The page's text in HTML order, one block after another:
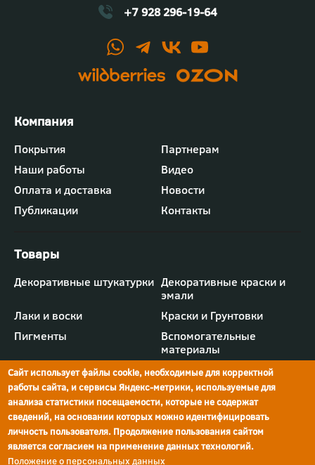
+7 928 296-19-64
г.Ростов-на-Дону,
ул.Мечникова, д.134
просп. Шолохова, 211/4,
Ростов-на-Дону
Футер
-
меню
"Компания"
Покрытия
Партнерам
Наши работы
Видео
Оплата и доставка
Новости
Публикации
Контакты
Футер
-
меню
"Товары"
Декоративные штукатурки Декоративные краски и
эмали
Лаки и воски
Краски и Грунтовки
Пигменты
Вспомогательные
материалы
Политика конфиденциальности
Сайт использует файлы cookie, необходимые для корректной
работы сайта, и сервисы Яндекс-метрики, используемые для
анализа статистики посещаемости, которые не содержат
сведений, на основании которых можно идентифицировать
личность пользователя. Продолжение пользования сайтом
является согласием на применение данных технологий.
Положение о персональных данных